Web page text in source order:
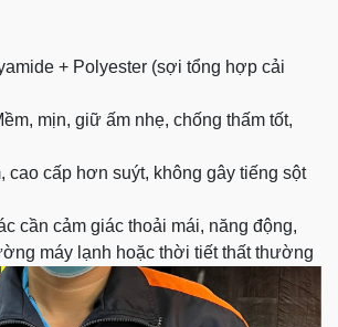
+ Polyester (sợi tổng hợp cải
mịn, giữ ấm nhẹ, chống thấm tốt,
cao cấp hơn suýt, không gây tiếng sột
cần cảm giác thoải mái, năng động,
máy lạnh hoặc thời tiết thất thường